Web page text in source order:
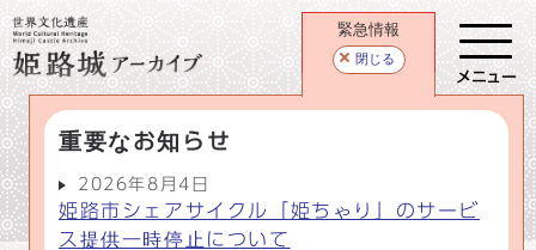
緊急情報
閉じる
重要なお知らせ
2026年8月4日
姫路市シェアサイクル「姫ちゃり」のサービ
ス提供一時停止について
メニュー